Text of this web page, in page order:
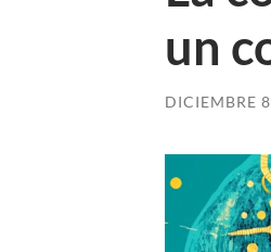
un
DICIEMBRE